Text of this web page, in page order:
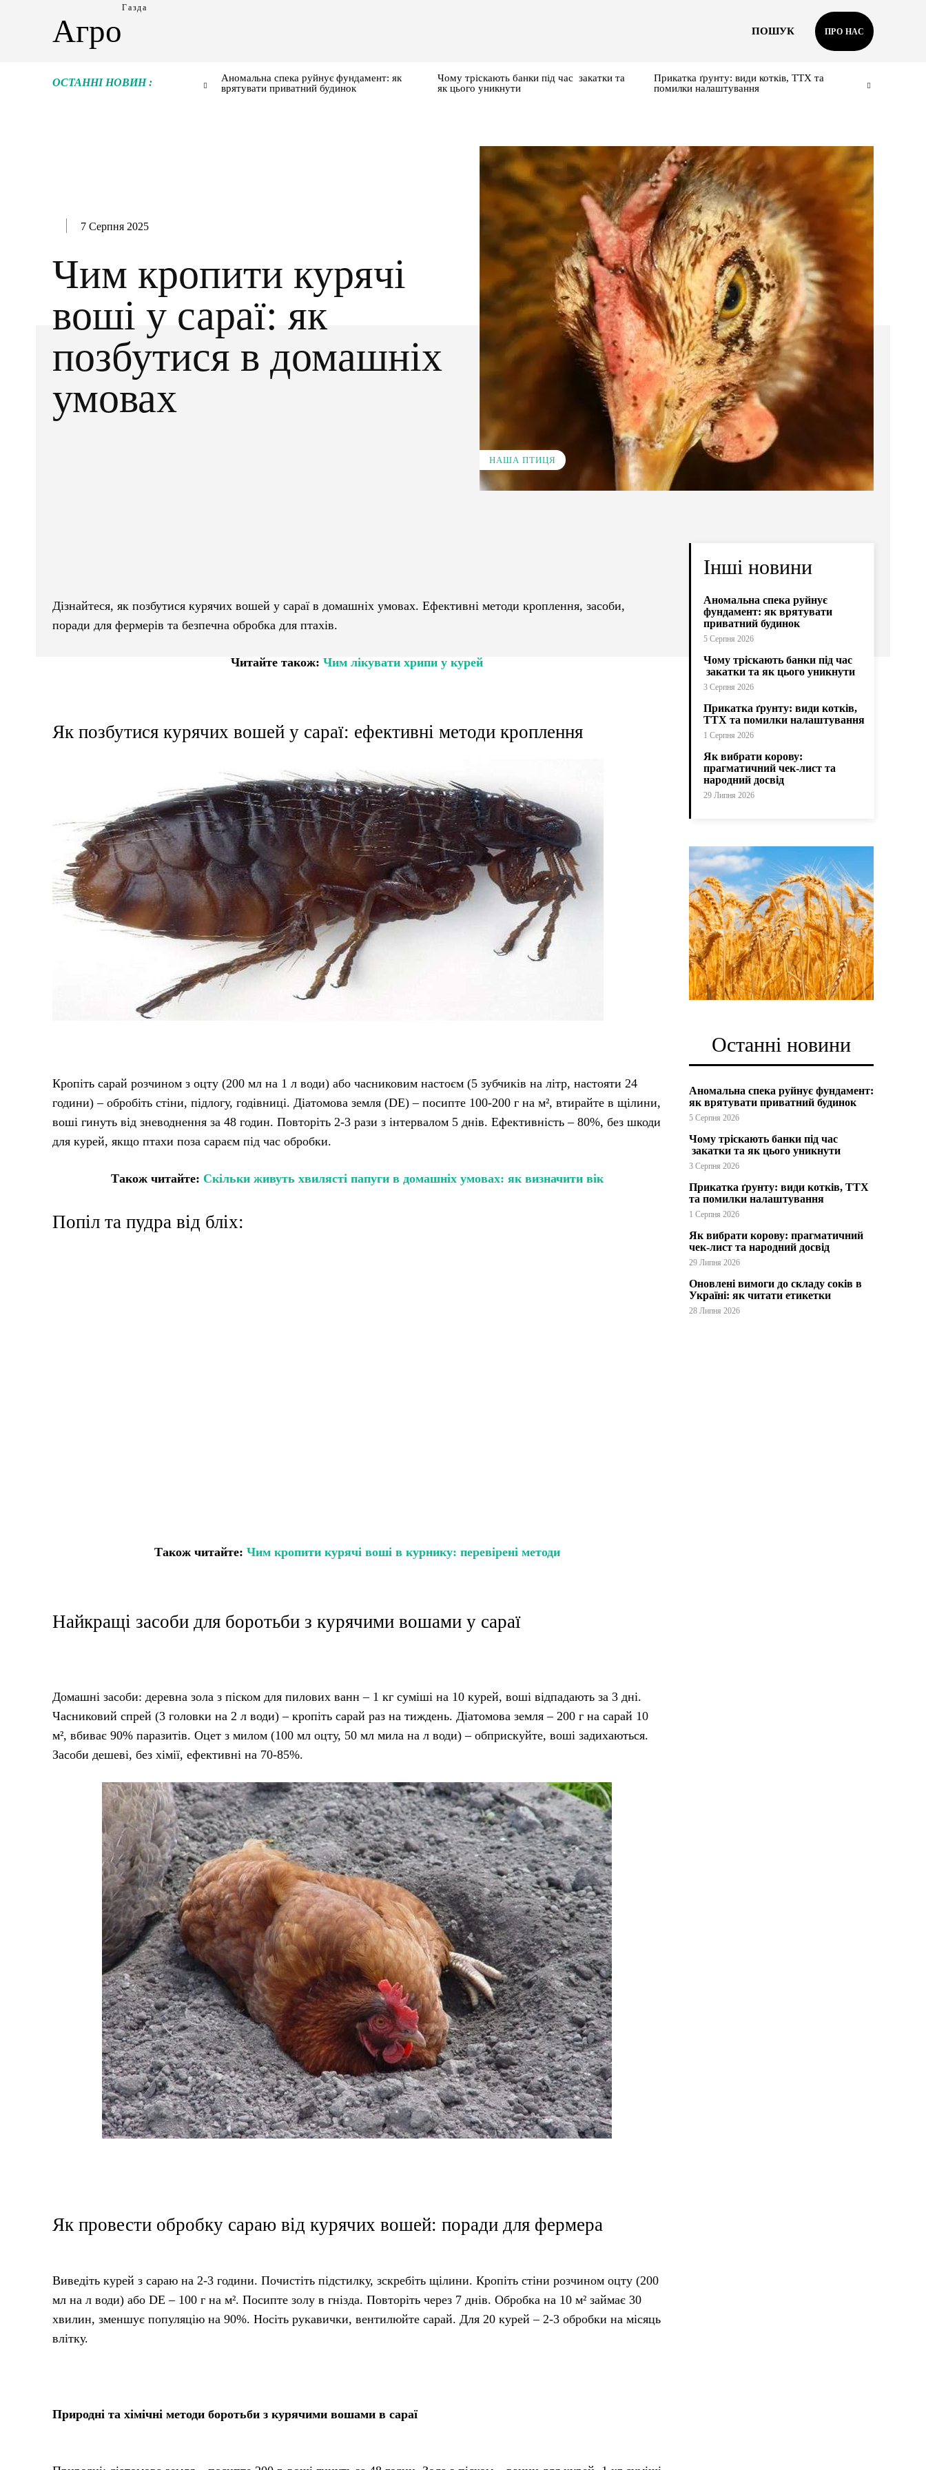
Агро
Газда
ПОШУК ПРО НАС
ОСТАННІ НОВИН :
Аномальна спека руйнує фундамент: як
врятувати приватний будинок
Чому тріскають банки під час закатки та
як цього уникнути
Прикатка ґрунту: види котків, ТТХ та
помилки налаштування
7 Серпня 2025
Чим кропити курячі
воші у сараї: як
позбутися в домашніх
умовах
НАША ПТИЦЯ
Дізнайтеся, як позбутися курячих вошей у сараї в домашніх умовах. Ефективні методи кроплення, засоби,
поради для фермерів та безпечна обробка для птахів.
Читайте також: Чим лікувати хрипи у курей
Як позбутися курячих вошей у сараї: ефективні методи кроплення
Кропіть сарай розчином з оцту (200 мл на 1 л води) або часниковим настоєм (5 зубчиків на літр, настояти 24
години) – обробіть стіни, підлогу, годівниці. Діатомова земля (DE) – посипте 100-200 г на м², втирайте в щілини,
воші гинуть від зневоднення за 48 годин. Повторіть 2-3 рази з інтервалом 5 днів. Ефективність – 80%, без шкоди
для курей, якщо птахи поза сараєм під час обробки.
Також читайте: Скільки живуть хвилясті папуги в домашніх умовах: як визначити вік
Попіл та пудра від бліх:
Також читайте: Чим кропити курячі воші в курнику: перевірені методи
Найкращі засоби для боротьби з курячими вошами у сараї
Домашні засоби: деревна зола з піском для пилових ванн – 1 кг суміші на 10 курей, воші відпадають за 3 дні.
Часниковий спрей (3 головки на 2 л води) – кропіть сарай раз на тиждень. Діатомова земля – 200 г на сарай 10
м², вбиває 90% паразитів. Оцет з милом (100 мл оцту, 50 мл мила на л води) – обприскуйте, воші задихаються.
Засоби дешеві, без хімії, ефективні на 70-85%.
Як провести обробку сараю від курячих вошей: поради для фермера
Виведіть курей з сараю на 2-3 години. Почистіть підстилку, зскребіть щілини. Кропіть стіни розчином оцту (200
мл на л води) або DE – 100 г на м². Посипте золу в гнізда. Повторіть через 7 днів. Обробка на 10 м² займає 30
хвилин, зменшує популяцію на 90%. Носіть рукавички, вентилюйте сарай. Для 20 курей – 2-3 обробки на місяць
влітку.
Природні та хімічні методи боротьби з курячими вошами в сараї
Інші новини
Аномальна спека руйнує
фундамент: як врятувати
приватний будинок
5 Серпня 2026
Чому тріскають банки під час
закатки та як цього уникнути
3 Серпня 2026
Прикатка ґрунту: види котків,
ТТХ та помилки налаштування
1 Серпня 2026
Як вибрати корову:
прагматичний чек-лист та
народний досвід
29 Липня 2026
Останні новини
Аномальна спека руйнує фундамент:
як врятувати приватний будинок
5 Серпня 2026
Чому тріскають банки під час
закатки та як цього уникнути
3 Серпня 2026
Прикатка ґрунту: види котків, ТТХ
та помилки налаштування
1 Серпня 2026
Як вибрати корову: прагматичний
чек-лист та народний досвід
29 Липня 2026
Оновлені вимоги до складу соків в
Україні: як читати етикетки
28 Липня 2026